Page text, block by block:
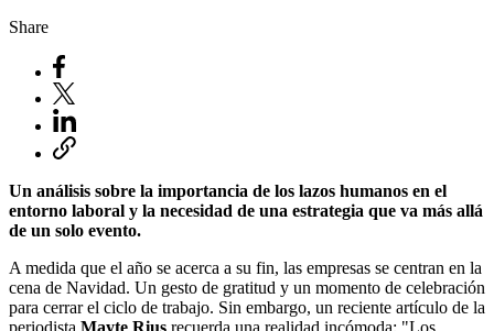
Share
Un análisis sobre la importancia de los lazos humanos en el
entorno laboral y la necesidad de una estrategia que va más allá
de un solo evento.
A medida que el año se acerca a su fin, las empresas se centran en la
cena de Navidad. Un gesto de gratitud y un momento de celebración
para cerrar el ciclo de trabajo. Sin embargo, un reciente artículo de la
periodista Mayte Rius recuerda una realidad incómoda: "Los